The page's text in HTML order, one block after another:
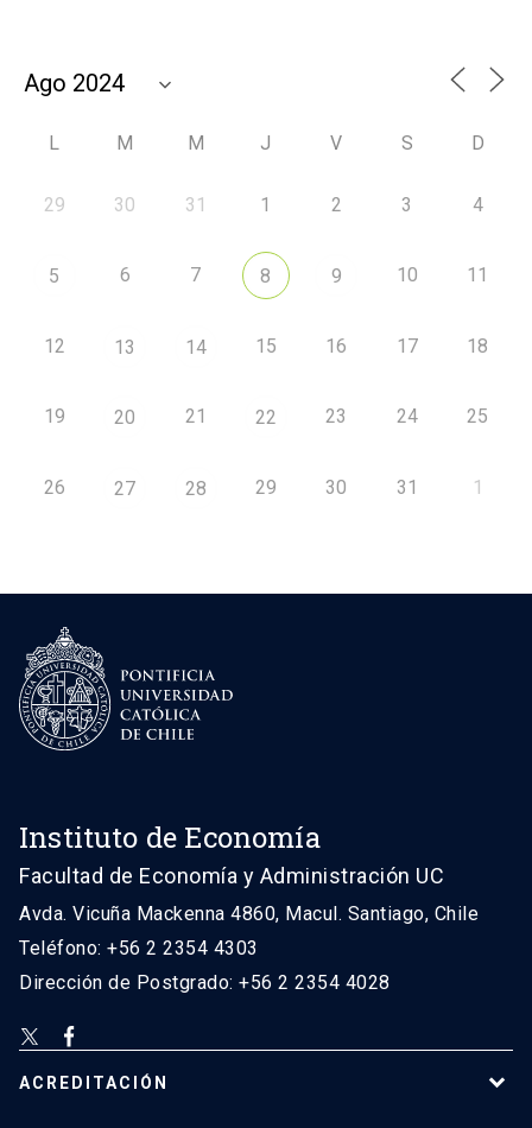
L M M J V S D
29 30 31 1 2 3 4
5 6 7 8 9 10 11
12 13 14 15 16 17 18
19 20 21 22 23 24 25
26 27 28 29 30 31 1
Instituto de Economía
Facultad de Economía y Administración UC
Avda. Vicuña Mackenna 4860, Macul. Santiago, Chile
Teléfono: +56 2 2354 4303
Dirección de Postgrado: +56 2 2354 4028
ACREDITACIÓN